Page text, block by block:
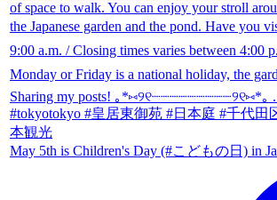
May 5th is Children's Day (#こどもの日) in Ja